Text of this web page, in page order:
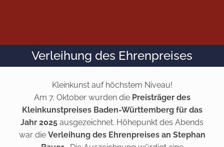
Verleihung des Ehrenpreises
Kleinkunst auf höchstem Niveau!
Am 7. Oktober wurden die Preisträger des
Kleinkunstpreises Baden-Württemberg für das
Jahr 2025 ausgezeichnet. Höhepunkt des Abends
war die Verleihung des Ehrenpreises an Stephan